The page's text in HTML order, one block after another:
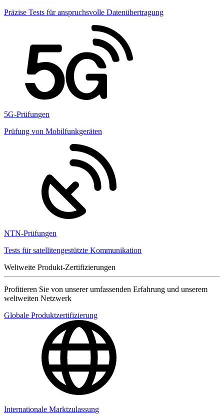
Präzise Tests für anspruchsvolle Datenübertragung
5G-Prüfungen
Prüfung von Mobilfunkgeräten
NTN-Prüfungen
Tests für satellitengestützte Kommunikation
Weltweite Produkt-Zertifizierungen
Profitieren Sie von unserer umfassenden Erfahrung und unserem
weltweiten Netzwerk
Globale Produktzertifizierung
Internationale Marktzulassung